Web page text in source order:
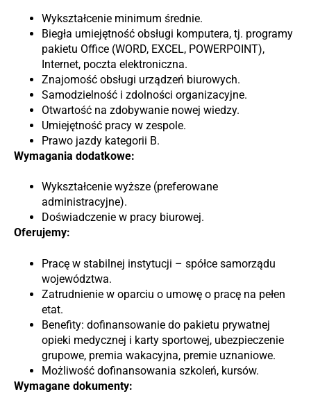
Wykształcenie minimum średnie.
Biegła umiejętność obsługi komputera, tj. programy
pakietu Office (WORD, EXCEL, POWERPOINT),
Internet, poczta elektroniczna.
Znajomość obsługi urządzeń biurowych.
Samodzielność i zdolności organizacyjne.
Otwartość na zdobywanie nowej wiedzy.
Umiejętność pracy w zespole.
Prawo jazdy kategorii B.
Wymagania dodatkowe:
Wykształcenie wyższe (preferowane
administracyjne).
Doświadczenie w pracy biurowej.
Oferujemy:
Pracę w stabilnej instytucji – spółce samorządu
województwa.
Zatrudnienie w oparciu o umowę o pracę na pełen
etat.
Benefity: dofinansowanie do pakietu prywatnej
opieki medycznej i karty sportowej, ubezpieczenie
grupowe, premia wakacyjna, premie uznaniowe.
Możliwość dofinansowania szkoleń, kursów.
Wymagane dokumenty: